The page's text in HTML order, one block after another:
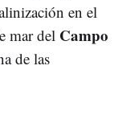
en el
mar del Campo
de las